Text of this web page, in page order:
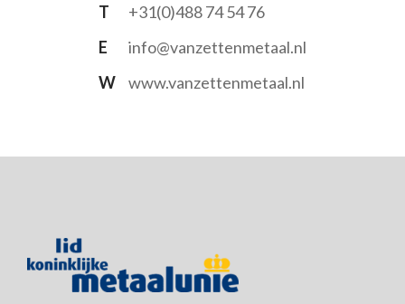
T
+31(0)488 74 54 76
E
info@vanzettenmetaal.nl
W
www.vanzettenmetaal.nl